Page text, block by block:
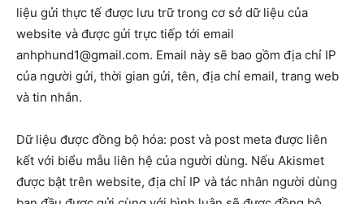
liệu gửi thực tế được lưu trữ trong cơ sở dữ liệu của
website và được gửi trực tiếp tới email
anhphund1@gmail.com. Email này sẽ bao gồm địa chỉ IP
của người gửi, thời gian gửi, tên, địa chỉ email, trang web
và tin nhắn.
Dữ liệu được đồng bộ hóa: post và post meta được liên
kết với biểu mẫu liên hệ của người dùng. Nếu Akismet
được bật trên website, địa chỉ IP và tác nhân người dùng